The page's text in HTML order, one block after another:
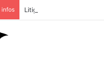
infos